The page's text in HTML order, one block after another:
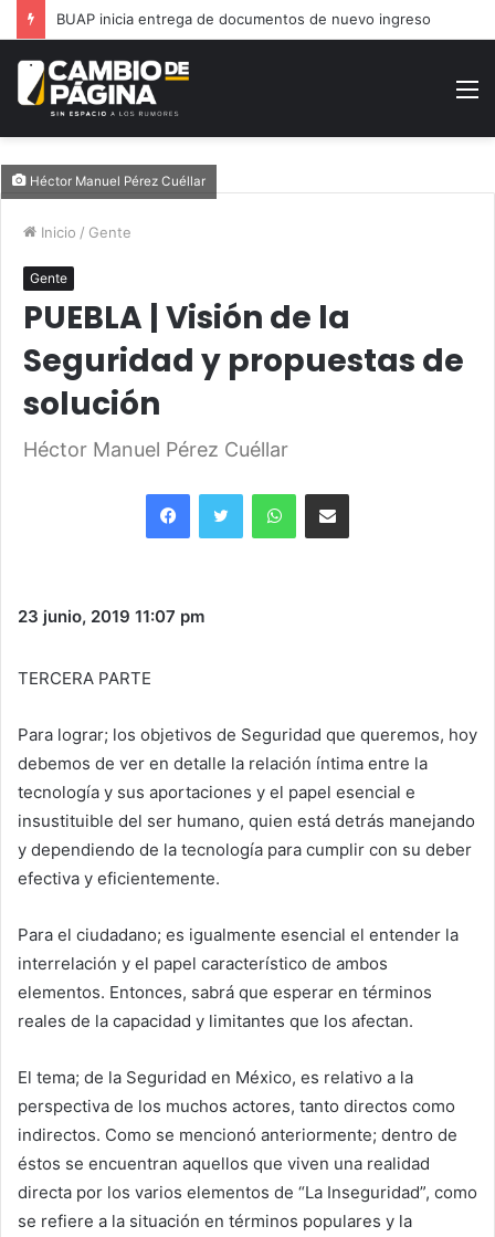
Héctor Manuel Pérez Cuéllar
Inicio / Gente
Gente
PUEBLA | Visión de la
Seguridad y propuestas de
solución
Héctor Manuel Pérez Cuéllar
FacebookTwitter WhatsAppShare via Email
23 junio, 2019 11:07 pm
TERCERA PARTE
Para lograr; los objetivos de Seguridad que queremos, hoy
debemos de ver en detalle la relación íntima entre la
tecnología y sus aportaciones y el papel esencial e
insustituible del ser humano, quien está detrás manejando
y dependiendo de la tecnología para cumplir con su deber
efectiva y eficientemente.
Para el ciudadano; es igualmente esencial el entender la
interrelación y el papel característico de ambos
elementos. Entonces, sabrá que esperar en términos
reales de la capacidad y limitantes que los afectan.
El tema; de la Seguridad en México, es relativo a la
perspectiva de los muchos actores, tanto directos como
indirectos. Como se mencionó anteriormente; dentro de
éstos se encuentran aquellos que viven una realidad
directa por los varios elementos de “La Inseguridad”, como
se refiere a la situación en términos populares y la